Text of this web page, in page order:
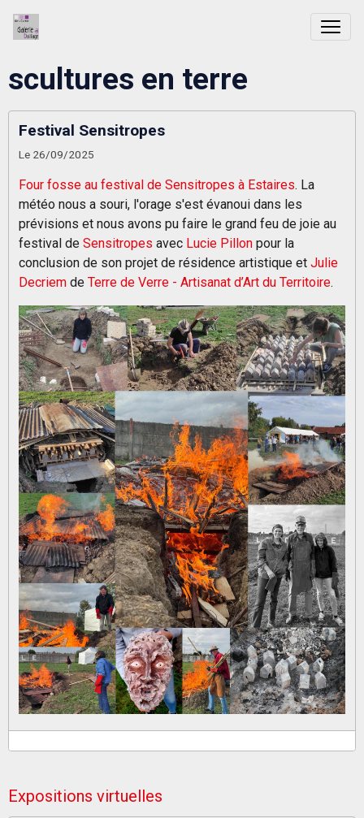
scultures en terre
Festival Sensitropes
Le 26/09/2025
Four fosse au festival de Sensitropes à Estaires. La
météo nous a souri, l'orage s'est évanoui dans les
prévisions et nous avons pu faire le grand feu de joie au
festival de Sensitropes avec Lucie Pillon pour la
conclusion de son projet de résidence artistique et Julie
Decriem de Terre de Verre - Artisanat d’Art du Territoire.
Expositions virtuelles